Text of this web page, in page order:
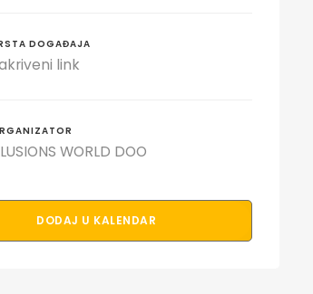
DOGAĐAJA
link
WORLD DOO
DODAJ U KALENDAR